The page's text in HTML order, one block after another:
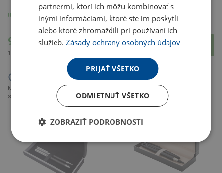
U partnera 2249 ks
9.68 €
11.91 € s DPH
U partnera 346 ks
11.17 €
Mantilly písacia sada, sivá
strieborná
Marmande písacia sada, čierna
partnermi, ktorí ich môžu kombinovať s
inými informáciami, ktoré ste im poskytli
alebo ktoré zhromaždili pri používaní ich
služieb.Zásady ochrany osobných údajov
PRIJAŤ VŠETKO
ODMIETNUŤ VŠETKO
ZOBRAZIŤ PODROBNOSTI